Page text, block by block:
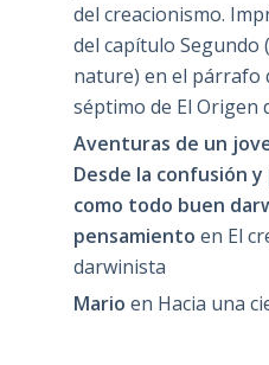
del creacionismo.
del capítulo Segundo
nature) en el párrafo
séptimo de El Origen
Aventuras de un
Desde la confusión
como todo buen
pensamiento en El
darwinista
Mario en Hacia una